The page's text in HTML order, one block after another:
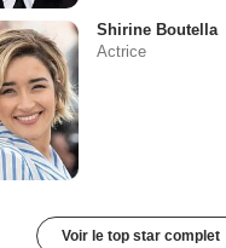
Shirine Boutella
Actrice
Voir le top star complet